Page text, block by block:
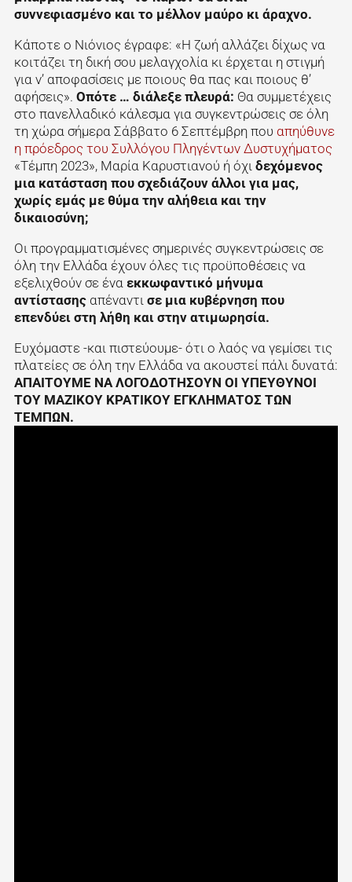
συννεφιασμένο και το μέλλον μαύρο κι άραχνο.
Κάποτε ο Νιόνιος έγραφε: «Η ζωή αλλάζει δίχως να
κοιτάζει τη δική σου μελαγχολία κι έρχεται η στιγμή
για ν’ αποφασίσεις με ποιους θα πας και ποιους θ’
αφήσεις». Οπότε … διάλεξε πλευρά: Θα συμμετέχεις
στο πανελλαδικό κάλεσμα για συγκεντρώσεις σε όλη
τη χώρα σήμερα Σάββατο 6 Σεπτέμβρη που απηύθυνε
η πρόεδρος του Συλλόγου Πληγέντων Δυστυχήματος
«Τέμπη 2023», Μαρία Καρυστιανού ή όχι δεχόμενος
μια κατάσταση που σχεδιάζουν άλλοι για μας,
χωρίς εμάς με θύμα την αλήθεια και την
δικαιοσύνη;
Οι προγραμματισμένες σημερινές συγκεντρώσεις σε
όλη την Ελλάδα έχουν όλες τις προϋποθέσεις να
εξελιχθούν σε ένα εκκωφαντικό μήνυμα
αντίστασηςαπέναντι σε μια κυβέρνηση που
επενδύει στη λήθη και στην ατιμωρησία.
Ευχόμαστε -και πιστεύουμε- ότι ο λαός να γεμίσει τις
πλατείες σε όλη την Ελλάδα να ακουστεί πάλι δυνατά:
ΑΠΑΙΤΟΥΜΕ ΝΑ ΛΟΓΟΔΟΤΗΣΟΥΝ ΟΙ ΥΠΕΥΘΥΝΟΙ
ΤΟΥ ΜΑΖΙΚΟΥ ΚΡΑΤΙΚΟΥ ΕΓΚΛΗΜΑΤΟΣ ΤΩΝ
ΤΕΜΠΩΝ.